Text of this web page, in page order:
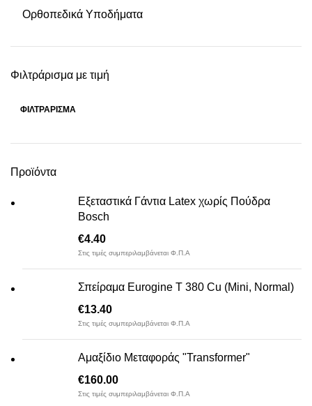
Ορθοπεδικά Υποδήματα
Φιλτράρισμα με τιμή
ΦΙΛΤΡΆΡΙΣΜΑ
Προϊόντα
Εξεταστικά Γάντια Latex χωρίς Πούδρα
Bosch
€4.40
Στις τιμές συμπεριλαμβάνεται Φ.Π.Α
Σπείραμα Eurogine Τ 380 Cu (Mini, Normal)
€13.40
Στις τιμές συμπεριλαμβάνεται Φ.Π.Α
Αμαξίδιο Μεταφοράς "Transformer"
€160.00
Στις τιμές συμπεριλαμβάνεται Φ.Π.Α